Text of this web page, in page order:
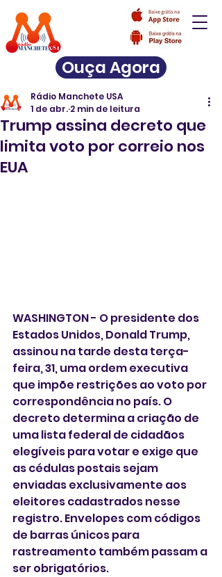
Ouça Agora
Trump assina decreto que
limita voto por correio nos
EUA
Rádio Manchete USA
1 de abr. 2 min de leitura
WASHINGTON - O presidente dos
Estados Unidos, Donald Trump,
assinou na tarde desta terça-
feira, 31, uma ordem executiva
que impõe restrições ao voto por
correspondência no país. O
decreto determina a criação de
uma lista federal de cidadãos
elegíveis para votar e exige que
as cédulas postais sejam
enviadas exclusivamente aos
eleitores cadastrados nesse
registro. Envelopes com códigos
de barras únicos para
rastreamento também passam a
ser obrigatórios.